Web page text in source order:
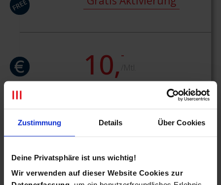
Zustimmung Details Über Cookies
Deine Privatsphäre ist uns wichtig!
Wir verwenden auf dieser Website Cookies zur
10,-
/Mtl.